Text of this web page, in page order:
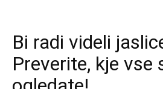
Bi radi videli
Preverite, kje vse